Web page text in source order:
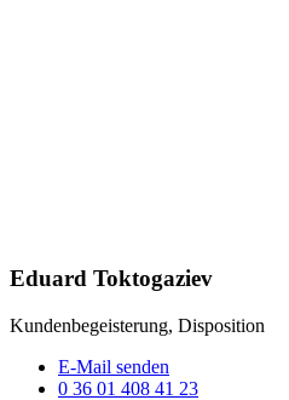
Eduard Toktogaziev
Kundenbegeisterung, Disposition
E-Mail senden
0 36 01 408 41 23